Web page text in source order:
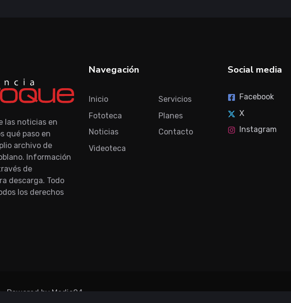
las noticias en
qué paso en
archivo de
Información
de
descarga. Todo
los derechos
Navegación
Inicio
Fototeca
Noticias
Videoteca
Servicios
Planes
Contacto
Social media
Facebook
X
Instagram
Powered by Medio04